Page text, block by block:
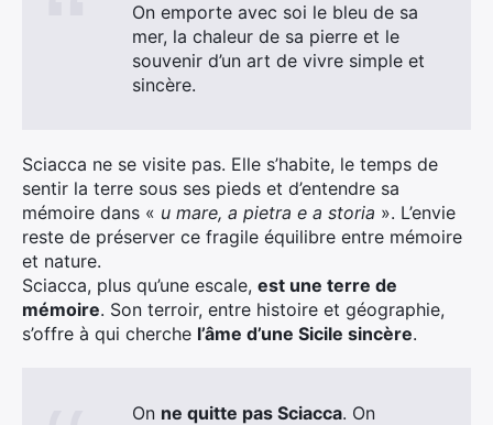
On emporte avec soi le bleu de sa
mer, la chaleur de sa pierre et le
souvenir d’un art de vivre simple et
sincère.
Sciacca ne se visite pas. Elle s’habite, le temps de
sentir la terre sous ses pieds et d’entendre sa
mémoire dans « u mare, a pietra e a storia ». L’envie
reste de préserver ce fragile équilibre entre mémoire
et nature.
Sciacca, plus qu’une escale, est une terre de
mémoire. Son terroir, entre histoire et géographie,
s’offre à qui cherche l’âme d’une Sicile sincère.
On ne quitte pas Sciacca. On